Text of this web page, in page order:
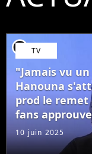
player2 TV
"Jamais vu
Hanouna
prod le remet
fans
10 juin 2025